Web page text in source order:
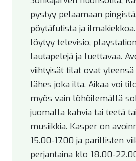
pystyy pelaamaan
pöytäfutista ja
löytyy televisio,
lautapelejä ja luettavaa.
viihtyisät tilat ovat
lähes joka ilta. Aikaa voi
myös vain löhöilemällä
juomalla kahvia tai teetä
musiikkia. Kasper on
15.00-17.00 ja parillisten
perjantaina klo 18.00-